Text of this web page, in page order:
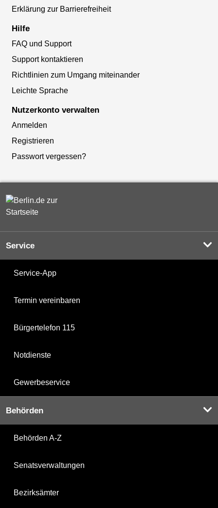
Erklärung zur Barrierefreiheit
Hilfe
FAQ und Support
Support kontaktieren
Richtlinien zum Umgang miteinander
Leichte Sprache
Nutzerkonto verwalten
Anmelden
Registrieren
Passwort vergessen?
Service
Service-App
Termin vereinbaren
Bürgertelefon 115
Notdienste
Gewerbeservice
Behörden
Behörden A-Z
Senatsverwaltungen
Bezirksämter